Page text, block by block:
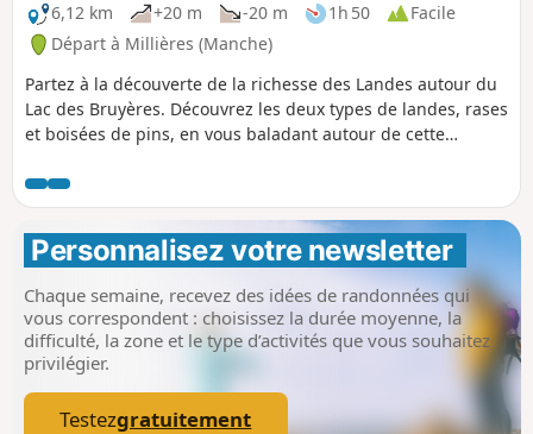
6,12 km
+20 m -20 m 1h 50
Facile
Départ à Millières (Manche)
Partez à la découverte de la richesse des Landes autour du
Lac des Bruyères. Découvrez les deux types de landes, rases
et boisées de pins, en vous baladant autour de cette
familles.
Personnalisez votre newsletter
Chaque semaine, recevez des idées de randonnées qui
vous correspondent : choisissez la durée moyenne, la
difficulté, la zone et le type d’activités que vous souhaitez
privilégier.
Testezgratuitement